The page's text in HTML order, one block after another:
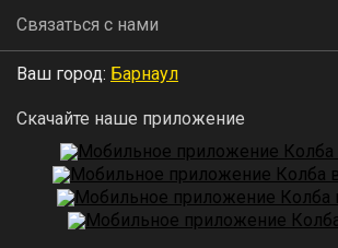
Связаться с нами
Ваш город: Барнаул
Скачайте наше приложение